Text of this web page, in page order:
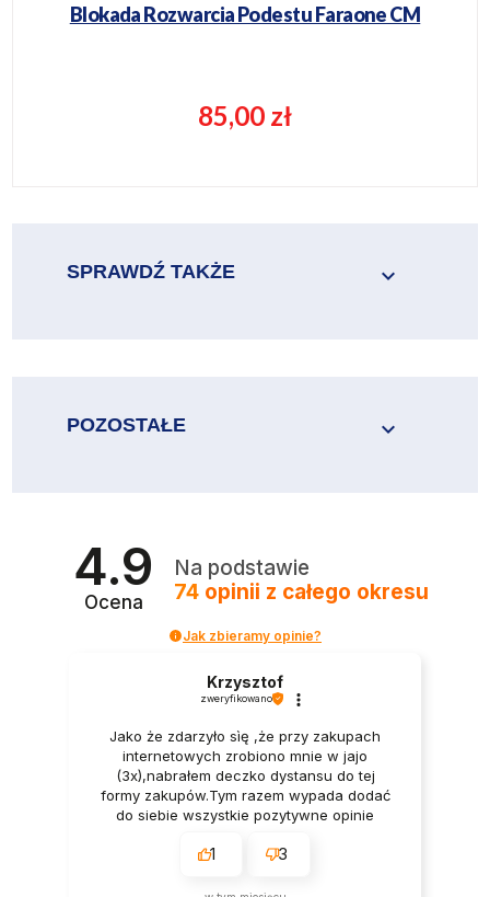
Blokada Rozwarcia Podestu Faraone CM
85,00 zł
SPRAWDŹ TAKŻE 
POZOSTAŁE 
4.9
Ocena
Na podstawie
74 opinii z całego okresu
Jak zbieramy opinie?
Krzysztof
zweryfikowano
Jako że zdarzyło sìę ,że przy zakupach
internetowych zrobiono mnie w jajo
(3x),nabrałem deczko dystansu do tej
formy zakupów.Tym razem wypada dodać
do siebie wszystkie pozytywne opinie
o wyborze Was i waszej oferty. Ja
1 3